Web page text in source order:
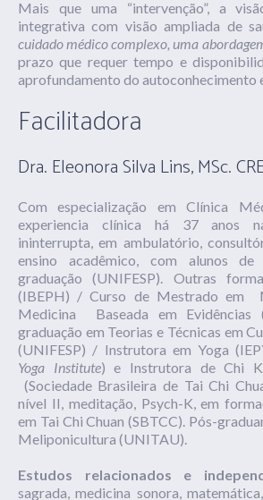
Mais que uma “intervenção”, a
integrativa com visão ampliada de
cuidado médico complexo, uma
prazo que requer tempo e
aprofundamento do autoconhecimento
Facilitadora
Dra. Eleonora Silva Lins, MSc.
Com especialização em Clínica
experiencia clínica há 37 anos
ininterrupta, em ambulatório,
ensino acadêmico, com alunos
graduação (UNIFESP). Outras
(IBEPH) / Curso de Mestrado em
Medicina Baseada em Evidências
graduação em Teorias e Técnicas em
(UNIFESP) / Instrutora em Yoga
Yoga Institute) e Instrutora de Chi
(Sociedade Brasileira de Tai Chi
nível II, meditação, Psych-K, em
em Tai Chi Chuan (SBTCC). Pós-
Meliponicultura (UNITAU).
Estudos relacionados e
sagrada, medicina sonora,